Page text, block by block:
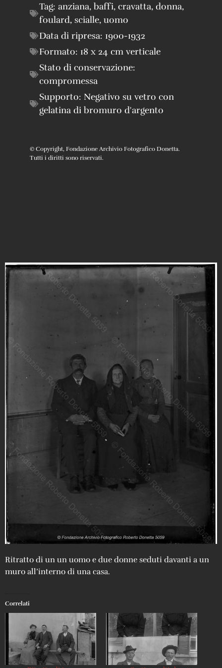
Ritratto di un un uomo e due donne seduti davanti a un
muro all’interno di una casa.
Correlati
Tag: anziana, baffi, cravatta, donna,
foulard, scialle, uomo
Data di ripresa: 1900-1932
Formato: 18 x 24 cm verticale
Stato di conservazione:
compromessa
Supporto: Negativo su vetro con
gelatina di bromuro d'argento
© Copyright, Fondazione Archivio Fotografico Donetta.
Tutti i diritti sono riservati.